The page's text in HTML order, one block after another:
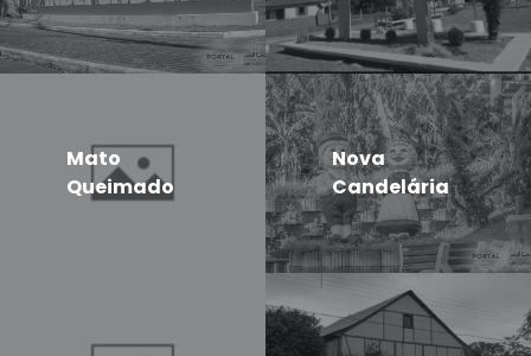
Mato
Queimado
Nova
Candelária